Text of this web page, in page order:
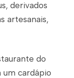
derivados
artesanais,
do
cardápio